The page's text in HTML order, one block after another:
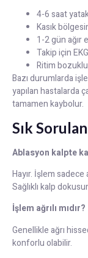
4-6 saat
Kasık
1-2 gün ağır
Takip için
Ritim
Bazı durumlarda
yapılan hastalarda
tamamen kaybolur.
Sık
Ablasyon kalpte
Hayır. İşlem
Sağlıklı kalp
İşlem ağrılı mıdır?
Genellikle ağrı
konforlu olabilir.